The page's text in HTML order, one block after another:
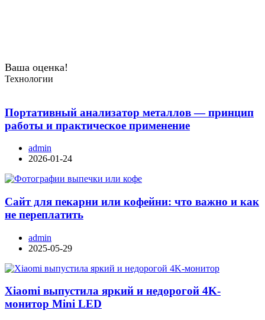
Ваша оценка!
Технологии
Портативный анализатор металлов — принцип
работы и практическое применение
admin
2026-01-24
Сайт для пекарни или кофейни: что важно и как
не переплатить
admin
2025-05-29
Xiaomi выпустила яркий и недорогой 4K-
монитор Mini LED